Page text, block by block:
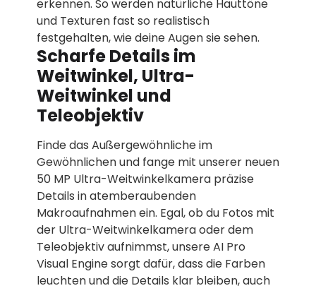
erkennen. So werden natürliche Hauttöne
und Texturen fast so realistisch
festgehalten, wie deine Augen sie sehen.
Scharfe Details im
Weitwinkel, Ultra-
Weitwinkel und
Teleobjektiv
Finde das Außergewöhnliche im
Gewöhnlichen und fange mit unserer neuen
50 MP Ultra-Weitwinkelkamera präzise
Details in atemberaubenden
Makroaufnahmen ein. Egal, ob du Fotos mit
der Ultra-Weitwinkelkamera oder dem
Teleobjektiv aufnimmst, unsere AI Pro
Visual Engine sorgt dafür, dass die Farben
leuchten und die Details klar bleiben, auch